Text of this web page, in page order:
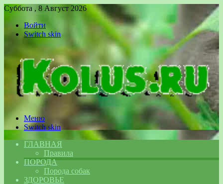
Суббота , 8 Август 2026
Войти
Switch skin
Меню
Switch skin
ГЛАВНАЯ
Правила
ПОРОДА
Порода собак
ЗДОРОВЬЕ